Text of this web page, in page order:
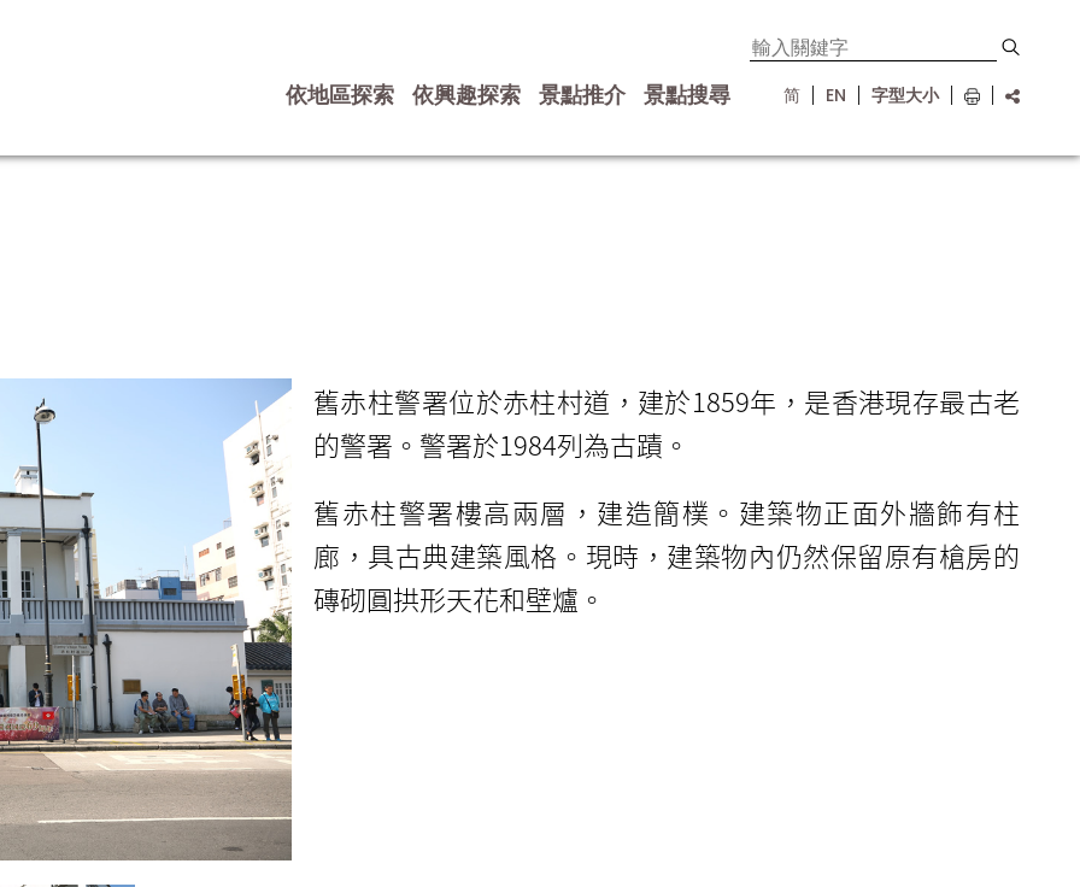
依地區探索 依興趣探索 景點推介 景點搜尋 简 EN 字型大小
舊赤柱警署位於赤柱村道，建於1859年，是香港現存最古老
的警署。警署於1984列為古蹟。
舊赤柱警署樓高兩層，建造簡樸。建築物正面外牆飾有柱
廊，具古典建築風格。現時，建築物內仍然保留原有槍房的
磚砌圓拱形天花和壁爐。